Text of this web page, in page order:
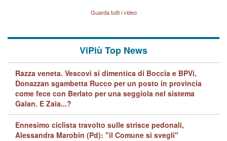
Lavarra: più avvincenti di
quelle di... Barbara D'UrsoGuarda tutti i video
ViPiù Top News
Razza veneta. Vescovi si dimentica di Boccia e BPVi,
Donazzan sgambetta Rucco per un posto in provincia
come fece con Berlato per una seggiola nel sistema
Galan. E Zaia...?
Ennesimo ciclista travolto sulle strisce pedonali,
Alessandra Marobin (Pd): "il Comune si svegli"